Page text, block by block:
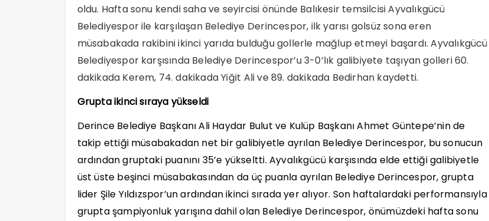
oldu. Hafta sonu kendi saha ve seyircisi önünde Balıkesir temsilcisi Ayvalıkgücü
Belediyespor ile karşılaşan Belediye Derincespor, ilk yarısı golsüz sona eren
müsabakada rakibini ikinci yarıda bulduğu gollerle mağlup etmeyi başardı. Ayvalıkgücü
Belediyespor karşısında Belediye Derincespor’u 3-0’lık galibiyete taşıyan golleri 60.
dakikada Kerem, 74. dakikada Yiğit Ali ve 89. dakikada Bedirhan kaydetti.
Grupta ikinci sıraya yükseldi
Derince Belediye Başkanı Ali Haydar Bulut ve Kulüp Başkanı Ahmet Güntepe’nin de
takip ettiği müsabakadan net bir galibiyetle ayrılan Belediye Derincespor, bu sonucun
ardından gruptaki puanını 35’e yükseltti. Ayvalıkgücü karşısında elde ettiği galibiyetle
üst üste beşinci müsabakasından da üç puanla ayrılan Belediye Derincespor, grupta
lider Şile Yıldızspor’un ardından ikinci sırada yer alıyor. Son haftalardaki performansıyla
grupta şampiyonluk yarışına dahil olan Belediye Derincespor, önümüzdeki hafta sonu